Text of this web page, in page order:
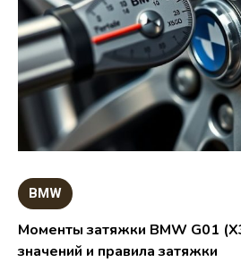
BMW
Моменты затяжки BMW G01
значений и правила затяжки